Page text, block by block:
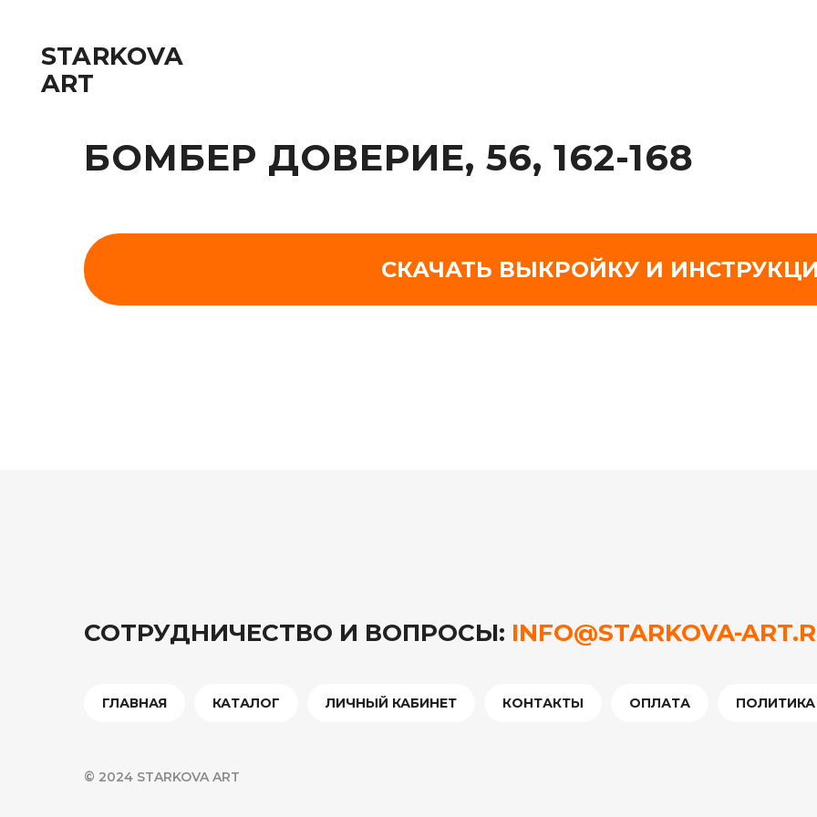
STARKOVA
ART
БОМБЕР ДОВЕРИЕ, 56, 162-168
СКАЧАТЬ ВЫКРОЙКУ И
СОТРУДНИЧЕСТВО И ВОПРОСЫ: INFO@STARKOVA-
ГЛАВНАЯ КАТАЛОГ ЛИЧНЫЙ КАБИНЕТ КОНТАКТЫ ОПЛАТА
© 2024 STARKOVA ART